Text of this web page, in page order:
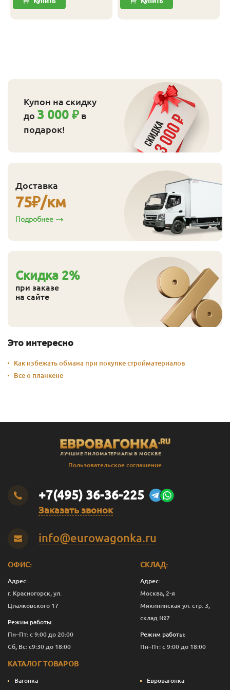
влажность по сравнению с поверхностью;
более высокая стоимость готового материала
Купон на скидку
до 3 000 ₽ в
подарок!
Доставка
75₽/км
Подробнее
Cкидка 2%
при заказе
на сайте
Это интересно
Как избежать обмана при покупке стройматериалов
Все о планкене
ЛУЧШИЕ ПИЛОМАТЕРИАЛЫ В МОСКВЕ
Пользовательское соглашение
+7(495) 36-36-225
Заказать звонок
info@eurowagonka.ru
ОФИС:
Адрес:
г. Красногорск, ул.
Циалковского 17
Режим работы:
Пн–Пт: с 9:00 до 20:00
Сб, Вс: с9:30 до 18:00
СКЛАД:
Адрес:
Москва, 2-я
Мякининская ул. стр. 3,
склад №7
Режим работы:
Пн–Пт: с 9:00 до 18:00
КАТАЛОГ ТОВАРОВ
Вагонка Евровагонка